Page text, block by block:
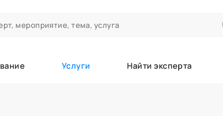
Услуги Найти эксперта